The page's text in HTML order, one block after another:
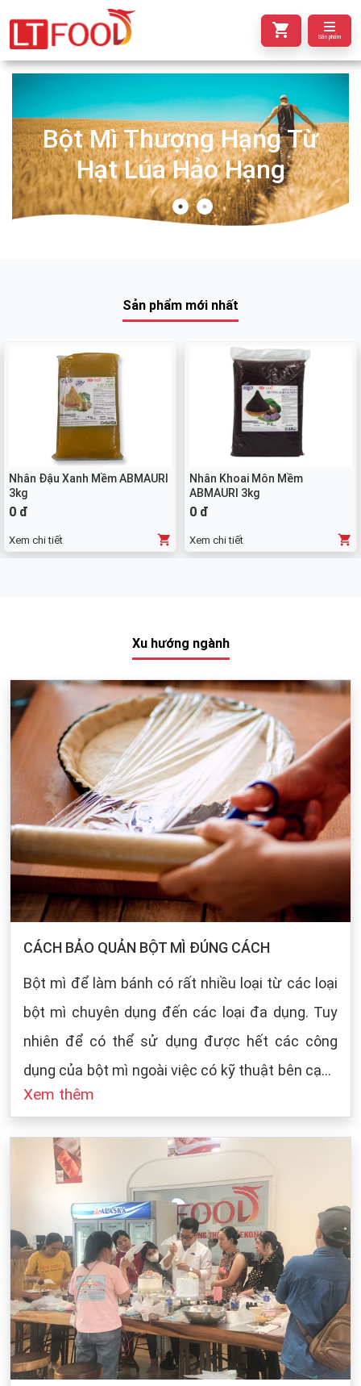
Sản phẩm
Bột Mì Thượng Hạng Từ
Hạt Lúa Hảo Hạng
Sản phẩm mới nhất
Nhân Đậu Xanh Mềm ABMAURI
3kg
0 đ
Xem chi tiết
Nhân Khoai Môn Mềm
ABMAURI 3kg
0 đ
Xem chi tiết
Xu hướng ngành
CÁCH BẢO QUẢN BỘT MÌ ĐÚNG CÁCH
Bột mì để làm bánh có rất nhiều loại từ các loại
bột mì chuyên dụng đến các loại đa dụng. Tuy
nhiên để có thể sử dụng được hết các công
dụng của bột mì ngoài việc có kỹ thuật bên cạnh
đó cũng dựa vào sự bảo quản của chúng ta khi
cách bảo quản chung cho các loại bột mì:
Xem thêm